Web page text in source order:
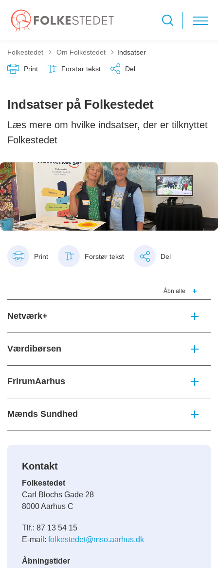
Folkestedet Tilbage til
Om Folkestedet Indsatser
Print Forstør tekst Del
Indsatser på Folkestedet
Læs mere om hvilke indsatser, der er tilknyttet
Folkestedet
Print Forstør tekst Del
Åbn alle
Netværk+
Værdibørsen
FrirumAarhus
Mænds Sundhed
Kontakt
Folkestedet
Carl Blochs Gade 28
8000 Aarhus C
Tlf.: 87 13 54 15
E-mail: folkestedet@mso.aarhus.dk
Åbningstider